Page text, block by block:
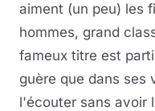
aiment (un peu) les
hommes, grand
fameux titre est
guère que dans ses
l'écouter sans avoir